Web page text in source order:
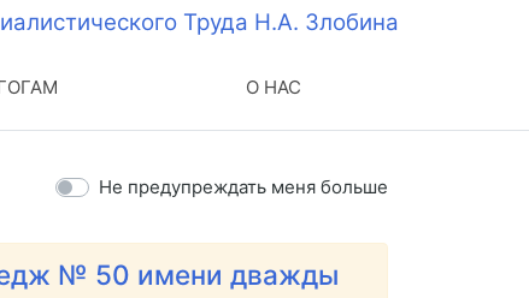
О НАС
Не предупреждать меня больше
№ 50 имени дважды